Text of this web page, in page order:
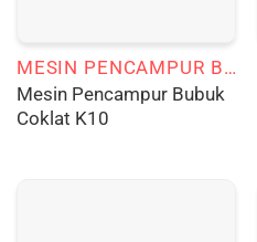
MESIN PENCAMPUR BUBUK COKLAT
Mesin Pencampur Bubuk
Coklat K10